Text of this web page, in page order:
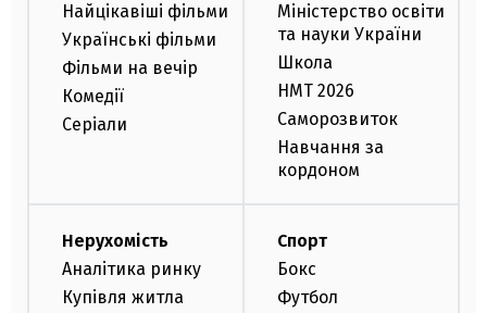
Найцікавіші фільми
Українські фільми
Фільми на вечір
Комедії
Серіали
Міністерство освіти
та науки України
Школа
НМТ 2026
Саморозвиток
Навчання за
кордоном
Нерухомість
Аналітика ринку
Купівля житла
Спорт
Бокс
Футбол